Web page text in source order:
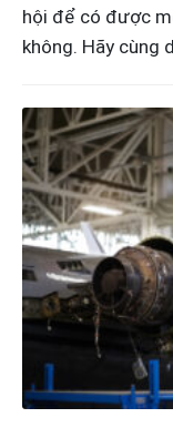
hội để có được
không. Hãy cùng